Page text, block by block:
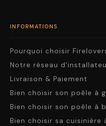
INFORMATIONS
Pourquoi choisir
Notre réseau
Livraison & Paiement
Bien choisir son poêle à
Bien choisir son poêle à
Bien choisir sa cuisinière